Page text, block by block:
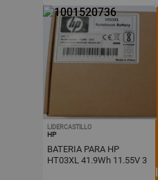
LIDERCASTILLO
HP
BATERIA PARA HP
HT03XL 41.9Wh 11.55V 3